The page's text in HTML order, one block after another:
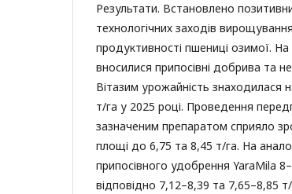
Результати. Встановлено
технологічних заходів
продуктивності пшениці озимої.
вносилися припосівні добрива та
Вітазим урожайність знаходилася
т/га у 2025 році. Проведення
зазначеним препаратом сприяло
площі до 6,75 та 8,45 т/га. На
припосівного удобрення YaraMila
відповідно 7,12–8,39 та 7,65–8,85